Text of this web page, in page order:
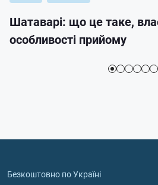
Шатаварі: що це таке,
особливості прийому
Безкоштовно по Україні